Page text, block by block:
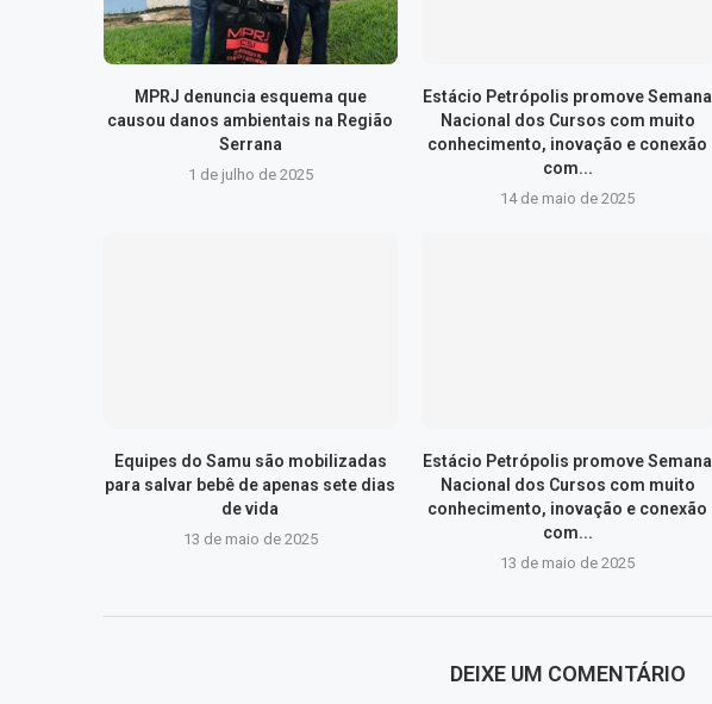
MPRJ denuncia esquema que
causou danos ambientais na Região
Serrana
1 de julho de 2025
Estácio Petrópolis promove Semana
Nacional dos Cursos com muito
conhecimento, inovação e conexão
com...
14 de maio de 2025
Equipes do Samu são mobilizadas
para salvar bebê de apenas sete dias
de vida
13 de maio de 2025
Estácio Petrópolis promove Semana
Nacional dos Cursos com muito
conhecimento, inovação e conexão
com...
13 de maio de 2025
DEIXE UM COMENTÁRIO